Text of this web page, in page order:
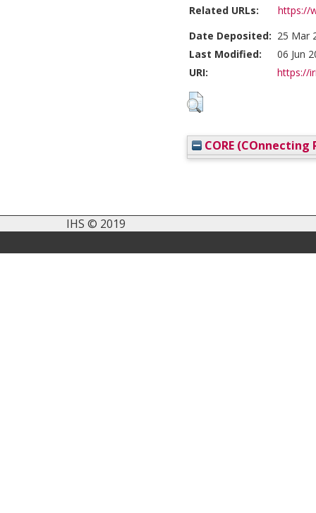
Related URLs:
https://
Date Deposited: 25 Mar
Last Modified:
06 Jun
URI:
https://
CORE (COnnecting
IHS © 2019